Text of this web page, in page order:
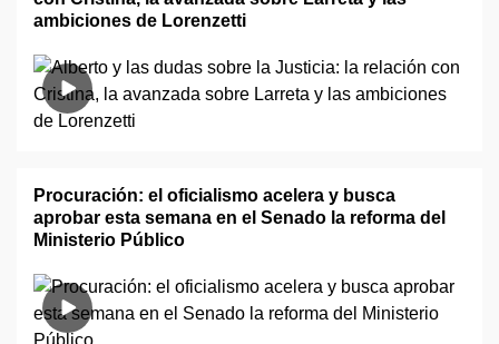
ambiciones de Lorenzetti
Procuración: el oficialismo acelera y busca
aprobar esta semana en el Senado la reforma del
Ministerio Público